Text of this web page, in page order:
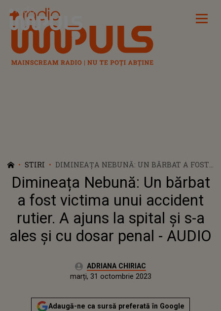
Radio Impuls
STIRI
DIMINEAȚA NEBUNĂ: UN BĂRBAT A FOST
VICTIMA UNUI ACCIDENT RUTIER. A
AJUNS LA SPITAL ȘI S-A ALES ȘI CU DOSAR
PENAL - AUDIO
Dimineața Nebună: Un bărbat
a fost victima unui accident
rutier. A ajuns la spital și s-a
ales și cu dosar penal - AUDIO
Autor:ADRIANA CHIRIAC
luni, 31 octombrie 2022Actualizat:
marți, 31 octombrie 2023
Adaugă-ne ca sursă preferată în Google